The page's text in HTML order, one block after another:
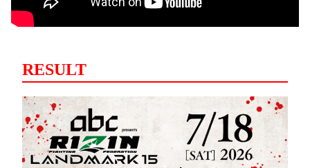
RESULT